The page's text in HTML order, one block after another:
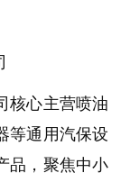
核心主营喷油
等通用汽保设
品，聚焦中小